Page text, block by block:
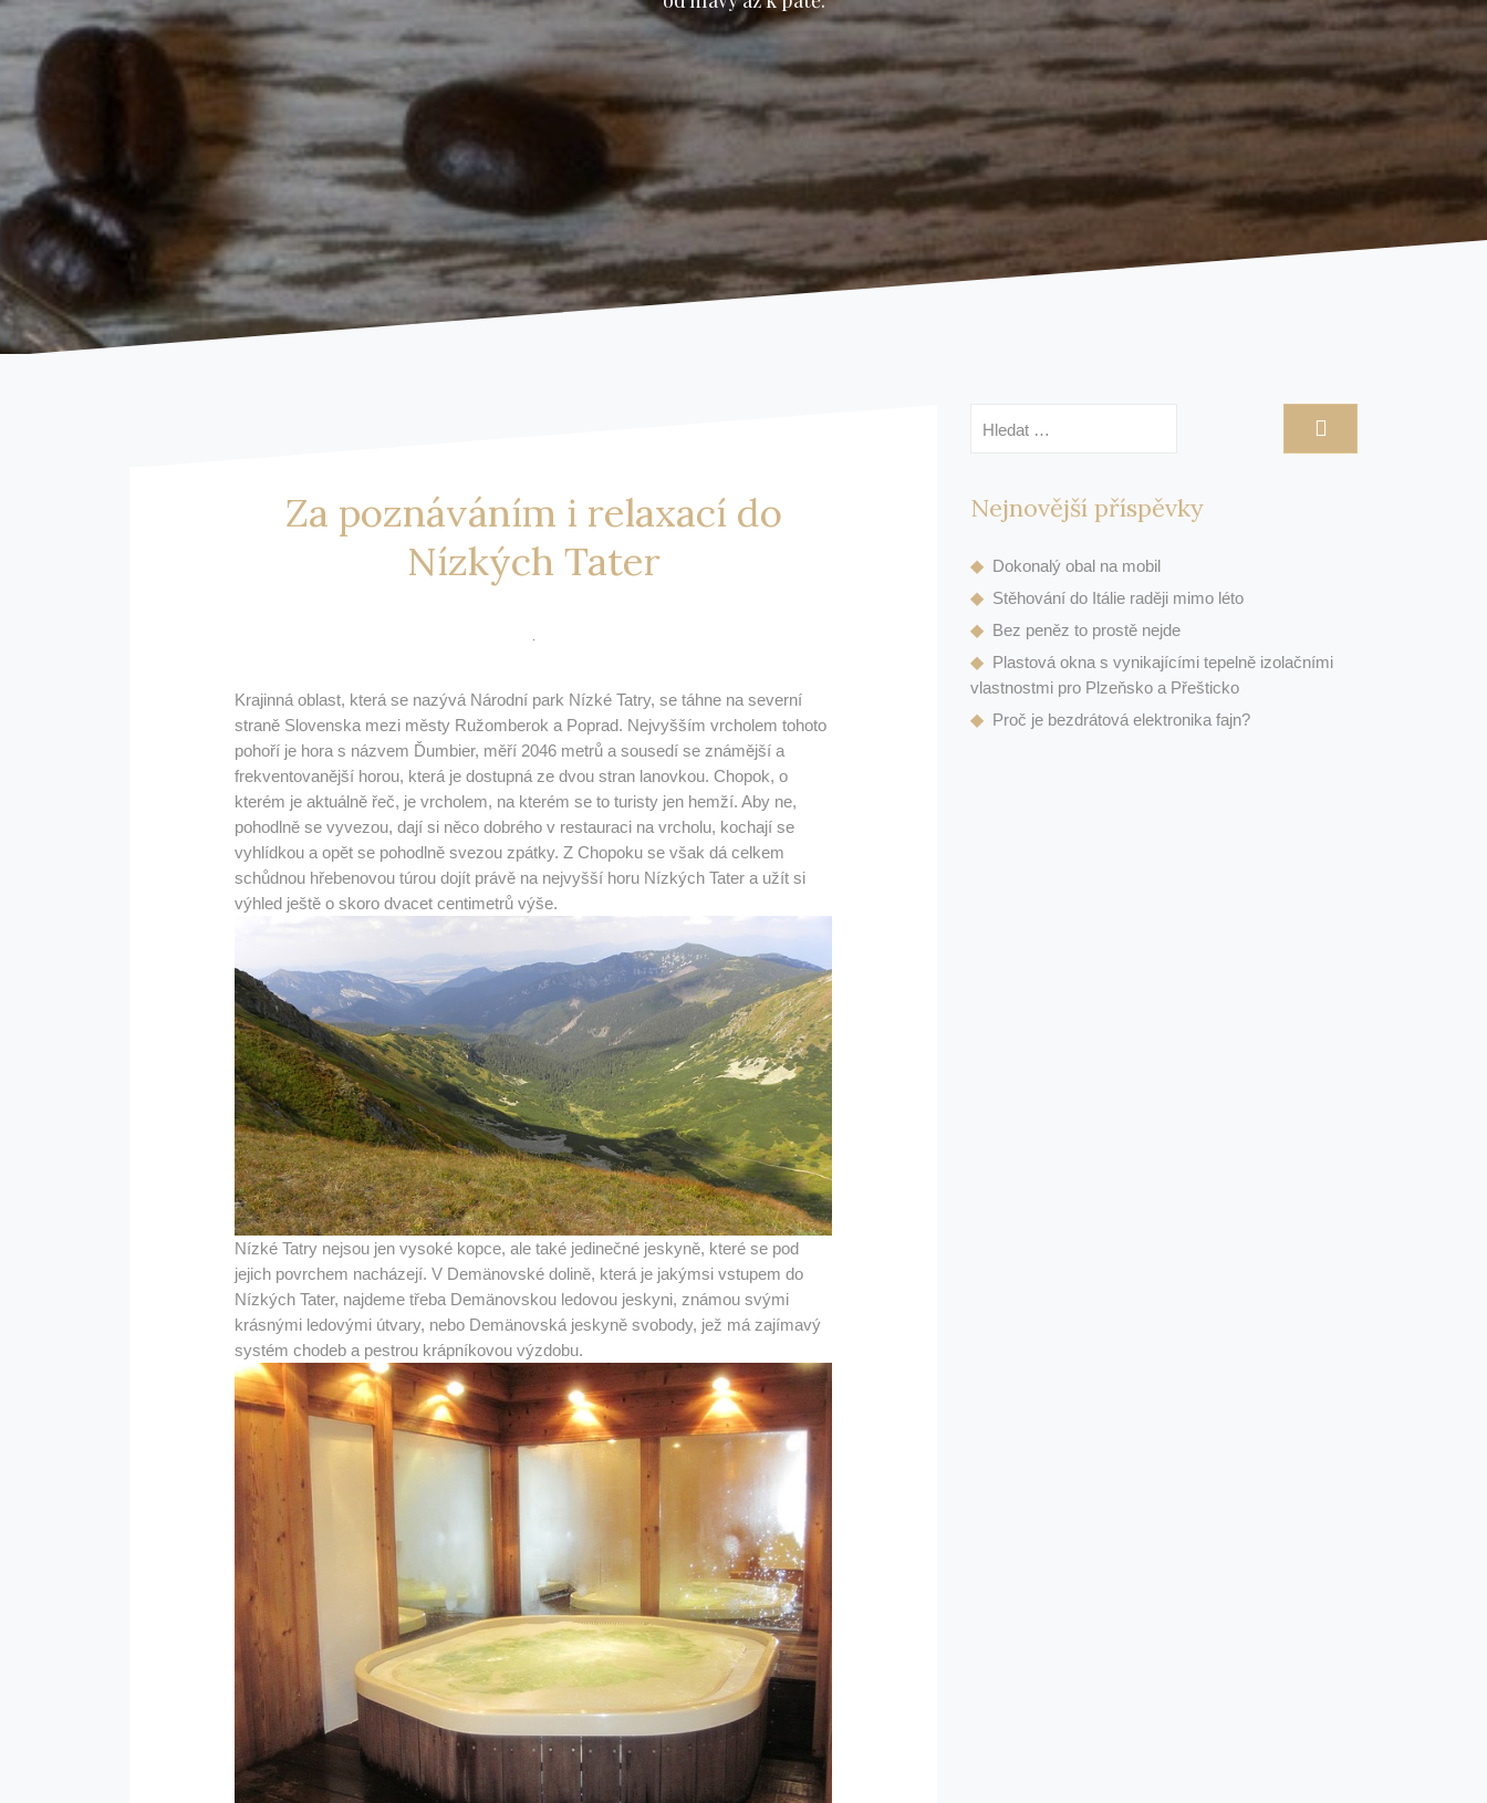
Za poznáváním i relaxací do
Nízkých Tater
Krajinná oblast, která se nazývá Národní park Nízké Tatry, se táhne na severní
straně Slovenska mezi městy Ružomberok a Poprad. Nejvyšším vrcholem tohoto
pohoří je hora s názvem Ďumbier, měří 2046 metrů a sousedí se známější a
frekventovanější horou, která je dostupná ze dvou stran lanovkou. Chopok, o
kterém je aktuálně řeč, je vrcholem, na kterém se to turisty jen hemží. Aby ne,
pohodlně se vyvezou, dají si něco dobrého v restauraci na vrcholu, kochají se
vyhlídkou a opět se pohodlně svezou zpátky. Z Chopoku se však dá celkem
schůdnou hřebenovou túrou dojít právě na nejvyšší horu Nízkých Tater a užít si
výhled ještě o skoro dvacet centimetrů výše.
Nízké Tatry nejsou jen vysoké kopce, ale také jedinečné jeskyně, které se pod
jejich povrchem nacházejí. V Demänovské dolině, která je jakýmsi vstupem do
Nízkých Tater, najdeme třeba Demänovskou ledovou jeskyni, známou svými
krásnými ledovými útvary, nebo Demänovská jeskyně svobody, jež má zajímavý
systém chodeb a pestrou krápníkovou výzdobu.
Nejnovější příspěvky
Dokonalý obal na mobil
Stěhování do Itálie raději mimo léto
Bez peněz to prostě nejde
Plastová okna s vynikajícími tepelně izolačními
vlastnostmi pro Plzeňsko a Přešticko
Proč je bezdrátová elektronika fajn?